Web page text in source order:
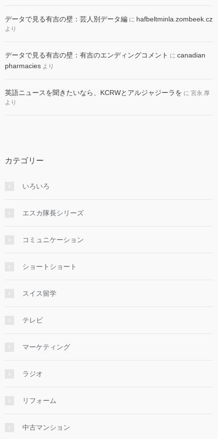
データで見る有吉の壁：芸人別データ編 に hafbeltminla.zombeek.cz
より
データで見る有吉の壁：有吉のエンディングコメント に canadian
pharmacies より
英語ニュースを聞きたいなら、KCRWとアルジャジーラを に 宮永 厚
より
カテゴリー
いろいろ
エスカ隊長シリーズ
コミュニケーション
ショートショート
スイス留学
テレビ
マーケティング
ラジオ
リフォーム
中古マンション